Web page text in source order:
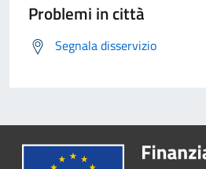
Problemi in città
Segnala disservizio